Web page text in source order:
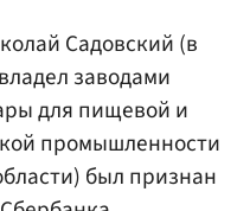
Садовский (в
заводами
для пищевой и
промышленности
был признан